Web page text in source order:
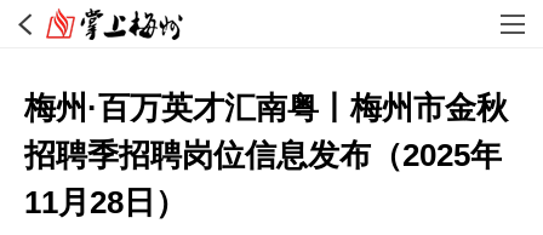
梅州·百万英才汇南粤丨梅州市金秋
招聘季招聘岗位信息发布（2025年
11月28日）